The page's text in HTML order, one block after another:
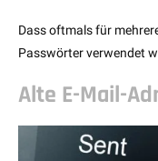
Dass oftmals für
Passwörter verwendet
Alte E-Mail-